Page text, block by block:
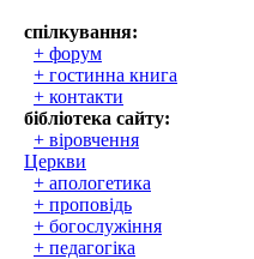
спілкування:
+ форум
+ гостинна книга
+ контакти
бібліотека сайту:
+ віровчення
Церкви
+ апологетика
+ проповідь
+ богослужіння
+ педагогіка